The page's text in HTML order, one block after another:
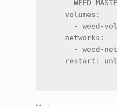
    volumes:
- weed-
    networks:
      - weed-net
restart: